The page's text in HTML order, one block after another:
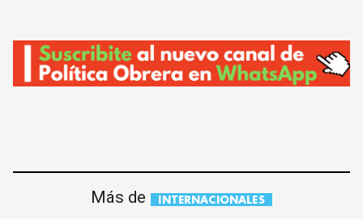
Más de INTERNACIONALES